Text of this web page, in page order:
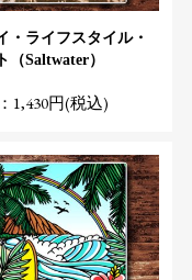
・ライフスタイル・
（Saltwater）
1,430円(税込)